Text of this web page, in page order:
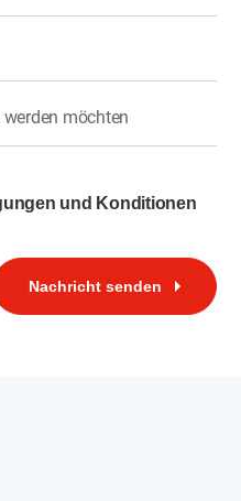
möchten
und Konditionen
Nachricht senden